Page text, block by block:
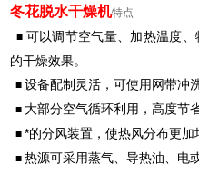
冬花脱水干燥机特点
■ 可以调节空气量、加热温度
的干燥效果。
■设备配制灵活，可使用网带冲
■ 大部分空气循环利用，高度节
■*的分风装置，使热风分布更加
■热源可采用蒸气、导热油、电